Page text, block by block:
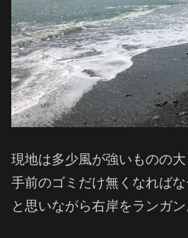
現地は多少風が強いものの大
手前のゴミだけ無くなればな
と思いながら右岸をランガン